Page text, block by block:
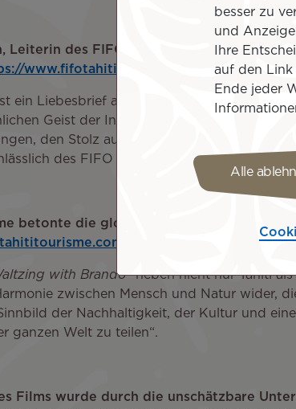
Leiterin des FIFO-Festivals, betonte die
www.fifotahiti.com/
ein Liebesbrief an Tahiti und seine
Geist der Inseln. Geschichten wie
den Stolz auf unser Erbe wecken und
des FIFO zu teilen, insbesondere
betonte die globale Bedeutung des
Ein Vertreter erklärte:
with Brando“heben nicht nur Tahiti als
zwischen Mensch und Natur wider,
Sinnbild der Nachhaltigkeit, der Kultur und
ganzen Welt zu teilen“.
Films wurde durch die unschätzbare
besser zu
und
Ihre
auf den Link
Ende jeder
Alle